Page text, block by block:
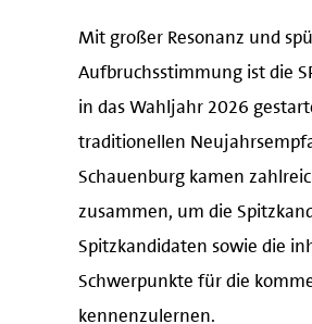
Mit großer Resonanz und
Aufbruchsstimmung ist die
in das Wahljahr 2026
traditionellen
Schauenburg kamen
zusammen, um die
Spitzkandidaten sowie die
Schwerpunkte für die
kennenzulernen.